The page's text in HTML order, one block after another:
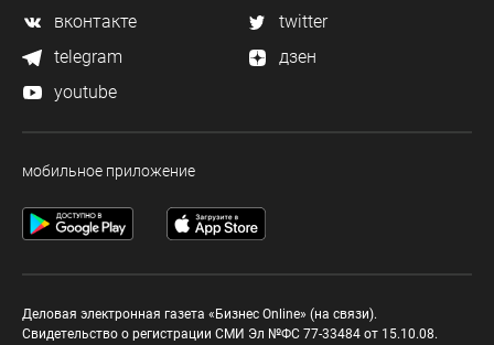
вконтакте
twitter
telegram
дзен
youtube
мобильное приложение
Деловая электронная газета «Бизнес Online» (на связи).
Свидетельство о регистрации СМИ Эл №ФС 77-33484 от 15.10.08.